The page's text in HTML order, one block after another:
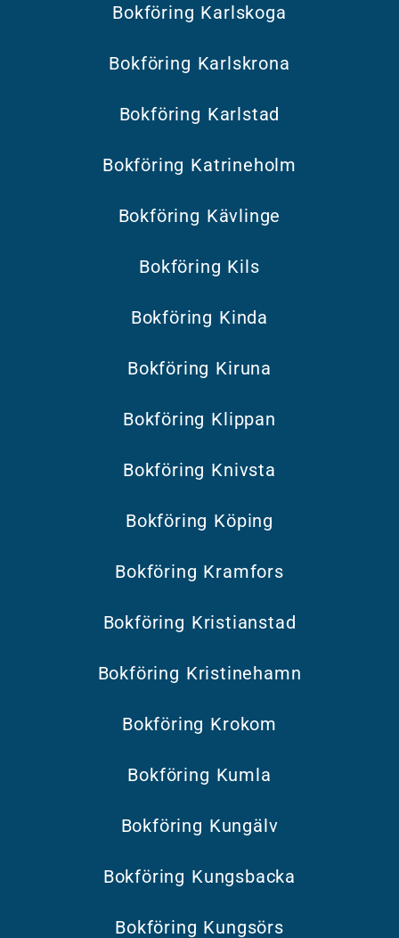
Bokföring Karlskoga
Bokföring Karlskrona
Bokföring Karlstad
Bokföring Katrineholm
Bokföring Kävlinge
Bokföring Kils
Bokföring Kinda
Bokföring Kiruna
Bokföring Klippan
Bokföring Knivsta
Bokföring Köping
Bokföring Kramfors
Bokföring Kristianstad
Bokföring Kristinehamn
Bokföring Krokom
Bokföring Kumla
Bokföring Kungälv
Bokföring Kungsbacka
Bokföring Kungsörs